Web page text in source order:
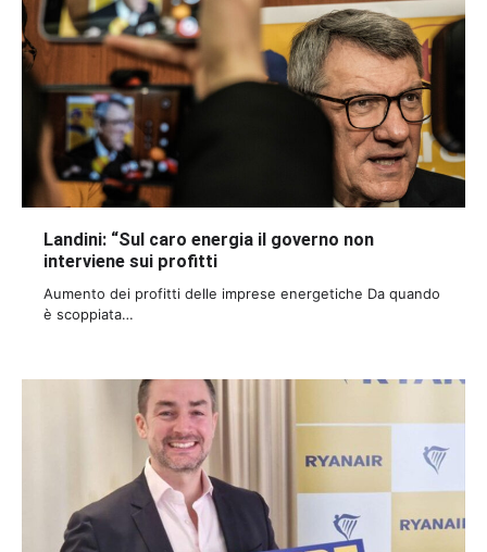
Landini: “Sul caro energia il governo non
interviene sui profitti
Aumento dei profitti delle imprese energetiche Da quando
è scoppiata…